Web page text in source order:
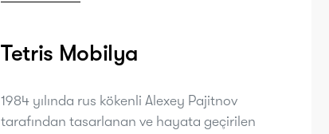
Tetris Mobilya
1984 yılında rus kökenli Alexey Pajitnov
tarafından tasarlanan ve hayata geçirilen